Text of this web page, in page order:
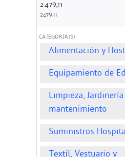
2.479,11
2479,11
CATEGORIA(S)
Alimentación y
Equipamiento de
Limpieza, Jardinería
mantenimiento
Suministros